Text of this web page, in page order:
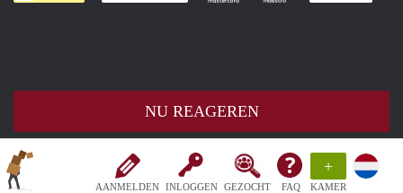
AANMELDEN INLOGGEN GEZOCHT FAQ
+
KAMER
NU REAGEREN